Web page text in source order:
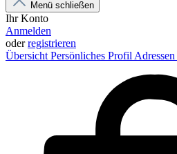
Menü schließen
Ihr Konto
Anmelden
oderregistrieren
Übersicht Persönliches Profil Adressen